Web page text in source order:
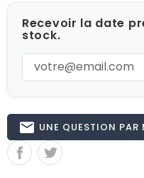
Recevoir la date
stock.
email UNE QUESTION PAR